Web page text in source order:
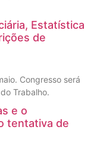
Estatística
de
Congresso será
Trabalho.
e o
tentativa de